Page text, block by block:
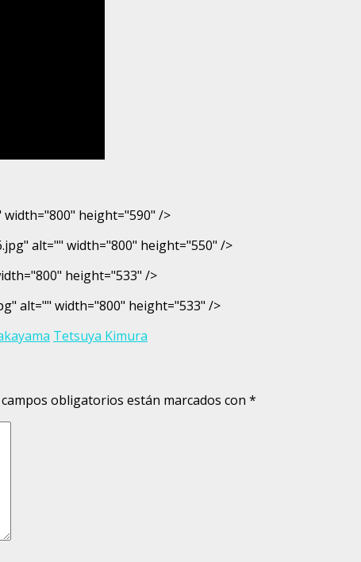
height="590" />
alt="" width="800" height="550" />
height="533" />
alt="" width="800" height="533" />
Tetsuya Kimura
obligatorios están marcados con *